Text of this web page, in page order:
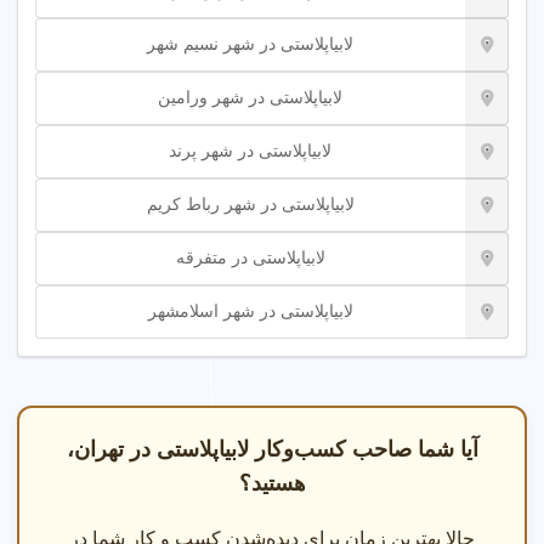
واژینوپلاستی یک روش جراحی است که به منظور بازسازی و بهبود
ساختار واژن انجام می‌شود. این عمل به ویژه در زنانی که به دلایل
مختلف از جمله زایمان‌های متعدد، افزایش سن، یا آسیب‌های
جسمی دچار افتادگی یا تغییرات در بافت واژن شده‌اند، کاربرد دارد.
واژینوپلاستی می‌تواند به بهبود کیفیت زندگی جنسی، افزایش اعتماد
به نفس و بهبود احساس راحتی در فعالیت‌های روزمره کمک کند. در
این عمل، جراح با استفاده از تکنیک‌های مختلف، بافت‌های اضافی را
حذف کرده و به تقویت و تنگ کردن دیواره‌های واژن می‌پردازد. این
فرآیند می‌تواند به صورت سرپایی یا با بستری کوتاه‌مدت انجام شود
و بسته به وضعیت فرد و نیازهای او، ممکن است با روش‌های دیگر
جراحی مانند لابیاپلاستی ترکیب شود.
واژینوپلاستینوعی جراحی زیبایی است که به منظور
تنگ کردن و جوان‌سازی واژن انجام می‌شود. این عمل
نه تنها به ارتقاء زیبایی ظاهری کمک می‌کند، بلکه با
بهبود کیفیت روابط زناشویی، سلامت واژن را نیز بهبود
می‌بخشد و از بروز مشکلاتی همچون افتادگی رحم و
مثانه و دیگر اندام‌های لگنی جلوگیری می‌کند.
لابیاپلاستی در شهر نسیم شهر
لابیاپلاستی در شهر ورامین
لابیاپلاستی در شهر پرند
لابیاپلاستی در شهر رباط کریم
لابیاپلاستی در متفرقه
لابیاپلاستی در شهر اسلامشهر
آیا شما صاحب کسب‌وکار لابیاپلاستی در تهران،
هستید؟
حالا بهترین زمان برای دیده‌شدن کسب و کار شما در